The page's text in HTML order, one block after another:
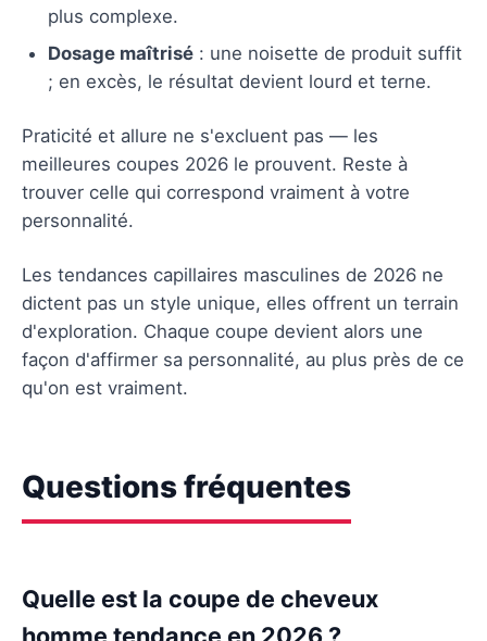
plus complexe.
Dosage maîtrisé : une noisette de produit suffit
; en excès, le résultat devient lourd et terne.
Praticité et allure ne s'excluent pas — les
meilleures coupes 2026 le prouvent. Reste à
trouver celle qui correspond vraiment à votre
personnalité.
Les tendances capillaires masculines de 2026 ne
dictent pas un style unique, elles offrent un terrain
d'exploration. Chaque coupe devient alors une
façon d'affirmer sa personnalité, au plus près de ce
qu'on est vraiment.
Questions fréquentes
Quelle est la coupe de cheveux
homme tendance en 2026 ?